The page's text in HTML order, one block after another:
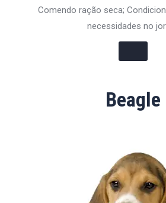
Comendo ração seca;
necessidades no
Beagle